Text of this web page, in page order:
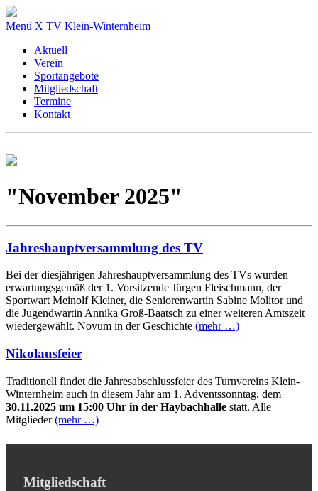
Menü X TV Klein-Winternheim
Aktuell
Verein
Sportangebote
Mitgliedschaft
Termine
Kontakt
"November 2025"
Jahreshauptversammlung des TV
Bei der diesjährigen Jahreshauptversammlung des TVs wurden
erwartungsgemäß der 1. Vorsitzende Jürgen Fleischmann, der
Sportwart Meinolf Kleiner, die Seniorenwartin Sabine Molitor und
die Jugendwartin Annika Groß-Baatsch zu einer weiteren Amtszeit
wiedergewählt. Novum in der Geschichte (mehr …)
Nikolausfeier
Traditionell findet die Jahresabschlussfeier des Turnvereins Klein-
Winternheim auch in diesem Jahr am 1. Adventssonntag, dem
30.11.2025 um 15:00 Uhr in der Haybachhalle statt. Alle
Mitglieder(mehr …)
Mitgliedschaft